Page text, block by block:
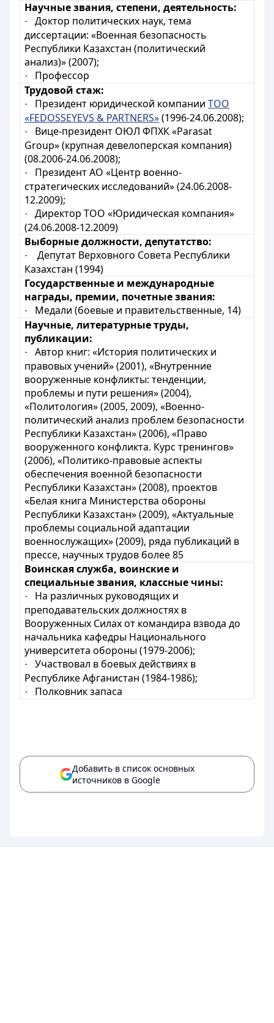
Научные звания, степени, деятельность:
·
Доктор политических наук, тема
диссертации: «Военная безопасность
Республики Казахстан (политический
анализ)» (2007);
·
Профессор
Трудовой стаж:
· Президент юридической компанииТОО
«FEDOSSEYEVS & PARTNERS»(1996-24.06.2008);
·
Вице-президент ОЮЛ ФПХК «Parasat
Group» (крупная девелоперская компания)
(08.2006-24.06.2008);
·
Президент АО «Центр военно-
стратегических исследований» (24.06.2008-
12.2009);
·
Директор ТОО «Юридическая компания»
(24.06.2008-12.2009)
Выборные должности, депутатство:
·
Депутат Верховного Совета Республики
Казахстан (1994)
Государственные и международные
награды, премии, почетные звания:
·
Медали (боевые и правительственные, 14)
Научные, литературные труды,
публикации:
·
Автор книг: «История политических и
правовых учений» (2001), «Внутренние
вооруженные конфликты: тенденции,
проблемы и пути решения» (2004),
«Политология» (2005, 2009), «Военно-
политический анализ проблем безопасности
Республики Казахстан» (2006), «Право
вооруженного конфликта. Курс тренингов»
(2006), «Политико-правовые аспекты
обеспечения военной безопасности
Республики Казахстан» (2008), проектов
«Белая книга Министерства обороны
Республики Казахстан» (2009), «Актуальные
проблемы социальной адаптации
военнослужащих» (2009), ряда публикаций в
прессе, научных трудов более 85
Воинская служба, воинские и
специальные звания, классные чины:
·
На различных руководящих и
преподавательских должностях в
Вооруженных Силах от командира взвода до
начальника кафедры Национального
университета обороны (1979-2006);
·
Участвовал в боевых действиях в
Республике Афганистан (1984-1986);
· Полковник запаса
Добавить в список основных
источников в Google